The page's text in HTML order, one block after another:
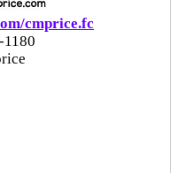
าติเชื่อมั่นลงทุนครึ่งปี
cmprice.fc